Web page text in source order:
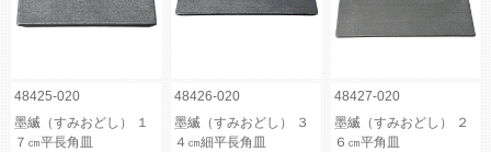
48425-020 48426-020
48427-020
墨縅（すみおどし） １
７㎝平長角皿
墨縅（すみおどし） ３
４㎝細平長角皿
墨縅（すみおどし） ２
６㎝平角皿